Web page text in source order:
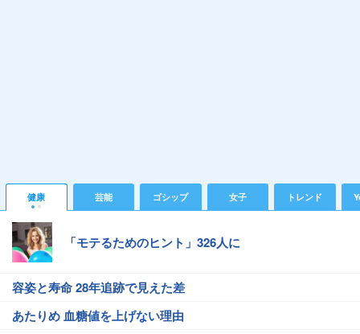
健康 芸能 ゴシップ 女子 トレンド
「モテるためのヒント」326人に
容姿と寿命 28年追跡で見えた差
あたりめ 血糖値を上げない理由